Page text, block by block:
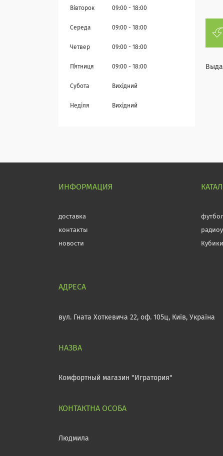
Вівторок 09:00 18:00
Середа 09:00 18:00
Четвер 09:00 18:00
Пʼятниця 09:00 18:00
Субота Вихідний
Неділя Вихідний
ИНФОРМАЦИЯ
доставка
контакты
новости
вул. Гната Хоткевича 22, оф. 105ц, Київ, Україна
Комфортный магазин "Игратория"
Людмила